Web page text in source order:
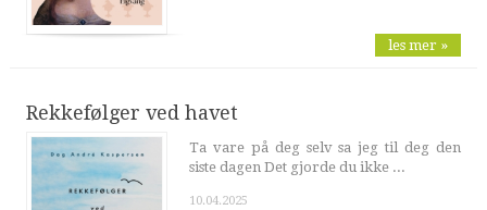
les mer »
Rekkefølger ved havet
Ta vare på deg selv sa jeg til deg den
siste dagen Det gjorde du ikke ...
10.04.2025